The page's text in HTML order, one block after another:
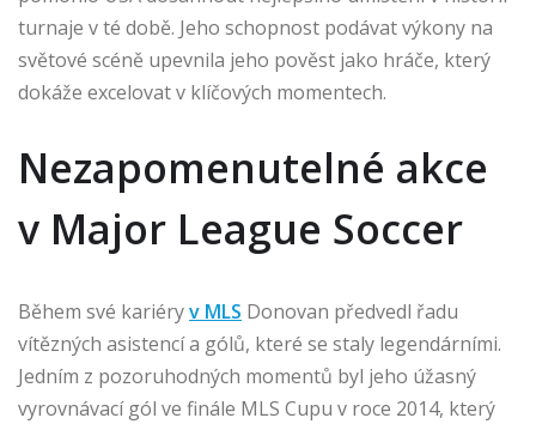
turnaje v té době. Jeho schopnost podávat výkony na
světové scéně upevnila jeho pověst jako hráče, který
dokáže excelovat v klíčových momentech.
Nezapomenutelné akce
v Major League Soccer
Během své kariéryv MLS Donovan předvedl řadu
vítězných asistencí a gólů, které se staly legendárními.
Jedním z pozoruhodných momentů byl jeho úžasný
vyrovnávací gól ve finále MLS Cupu v roce 2014, který